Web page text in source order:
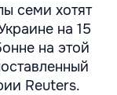
семи хотят
на 15
на этой
Reuters.